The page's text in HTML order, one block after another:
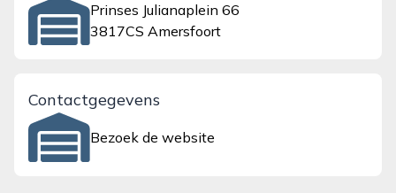
Prinses Julianaplein 66
3817CS Amersfoort
Contactgegevens
Bezoek de website